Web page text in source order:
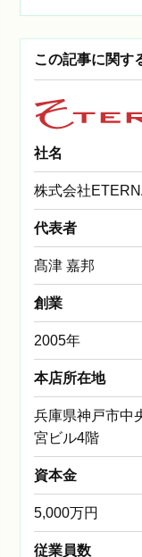
この記事に関す
社名
株式会社
代表者
髙津 嘉邦
創業
2005年
本店所在地
兵庫県神戸市中
宮ビル4階
資本金
5,000万円
従業員数